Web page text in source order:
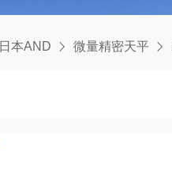
日本AND 微量精密天平